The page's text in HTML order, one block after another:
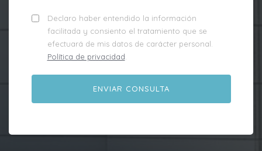
Declaro haber entendido la información
facilitada y consiento el tratamiento que se
efectuará de mis datos de carácter personal.
Política de privacidad.